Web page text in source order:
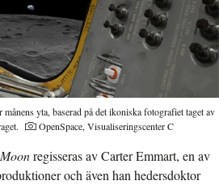
yta, baserad på det ikoniska fotografiet taget av
Fotograf:
OpenSpace, Visualiseringscenter C
regisseras av Carter Emmart, en av
och även han hedersdoktor